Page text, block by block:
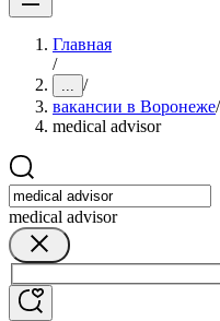
Главная
/
... /
вакансии в Воронеже/
medical advisor
medical advisor